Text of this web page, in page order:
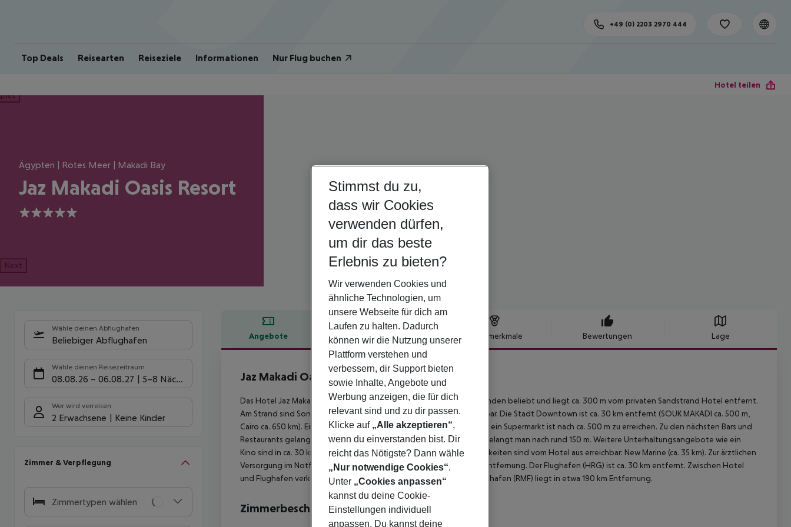
Top Deals Reisearten Reiseziele Informationen Nur Flug buchen
+49 (0) 2203 2970 444
Hotel teilen
Ägypten | Rotes Meer | Makadi Bay
Jaz Makadi Oasis Resort
5
Next
Wähle deinen Abflughafen
Beliebiger Abflughafen
Wähle deinen Reisezeitraum
08.08.26 – 06.08.27 5-8 Nächte
Wer wird verreisen
2 Erwachsene Keine Kinder
Zimmer & Verpflegung
Zimmertypen wählen
Angebote Hotelbeschreibung Hotelmerkmale Bewertungen Lage
Hotelbeschreibung
Jaz Makadi Oasis Resort
5
Das Hotel Jaz Makadi Oasis Resort ist besonders bei Hochzeitsreisenden beliebt und liegt ca. 300 m vom privaten Sandstrand Hotel entfernt.
Am Strand sind Sonnenliegen und Sonnenschirme kostenlos verfügbar. Die Stadt Downtown ist ca. 30 km entfernt (SOUK MAKADI ca. 500 m,
Cairo ca. 650 km). Einkaufsmöglichkeiten liegen ca. 20 km vom Hotel, ein Supermarkt ist nach ca. 500 m zu erreichen. Zu den nächsten Bars und
Restaurants gelangt man nach rund 30 km. Zur nächsten Diskothek gelangt man nach rund 150 m. Weitere Unterhaltungsangebote wie ein
Kino sind in ca. 30 km Entfernung zu finden. Folgende Sehenswürdigkeiten sind vom Hotel aus erreichbar: New Marine (ca. 35 km). Zur ärztlichen
Versorgung im Notfall befindet sich ein Krankenhaus in etwa 30 km Entfernung. Der Flughafen (HRG) ist ca. 30 km entfernt. Zwischen Hotel
und Flughafen verkehrt (gegen Gebühr) ein Shuttle. Ein weiterer Flughafen (RMF) liegt in etwa 190 km Entfernung.
Zimmerbeschreibung
Stimmst du zu,
dass wir Cookies
verwenden dürfen,
um dir das beste
Erlebnis zu bieten?
Wir verwenden Cookies und
ähnliche Technologien, um
unsere Webseite für dich am
Laufen zu halten. Dadurch
können wir die Nutzung unserer
Plattform verstehen und
verbessern, dir Support bieten
sowie Inhalte, Angebote und
Werbung anzeigen, die für dich
relevant sind und zu dir passen.
Klicke auf „Alle akzeptieren“,
wenn du einverstanden bist. Dir
reicht das Nötigste? Dann wähle
„Nur notwendige Cookies“.
Unter „Cookies anpassen“
kannst du deine Cookie-
Einstellungen individuell
anpassen. Du kannst deine